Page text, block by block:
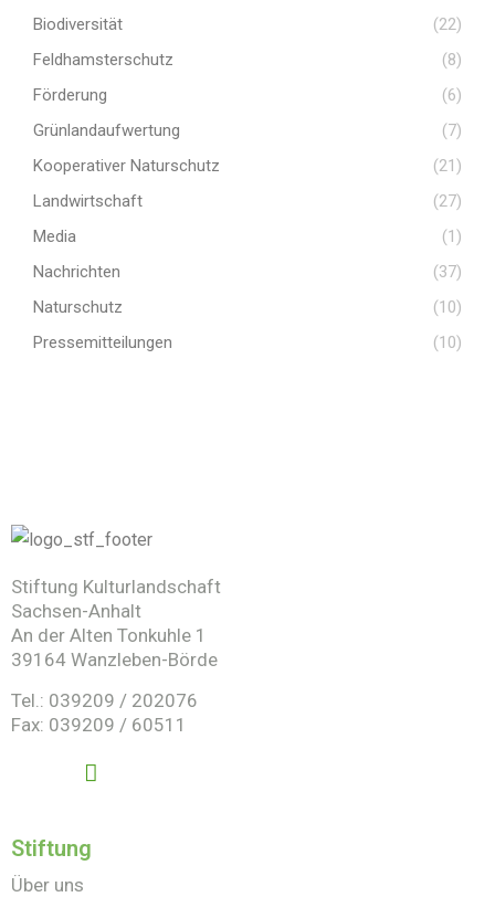
Biodiversität
(22)
Feldhamsterschutz
(8)
Förderung
(6)
Grünlandaufwertung
(7)
Kooperativer Naturschutz
(21)
Landwirtschaft
(27)
Media
(1)
Nachrichten
(37)
Naturschutz
(10)
Pressemitteilungen
(10)
Stiftung Kulturlandschaft
Sachsen-Anhalt
An der Alten Tonkuhle 1
39164 Wanzleben-Börde
Tel.: 039209 / 202076
Fax: 039209 / 60511
Stiftung
Über uns